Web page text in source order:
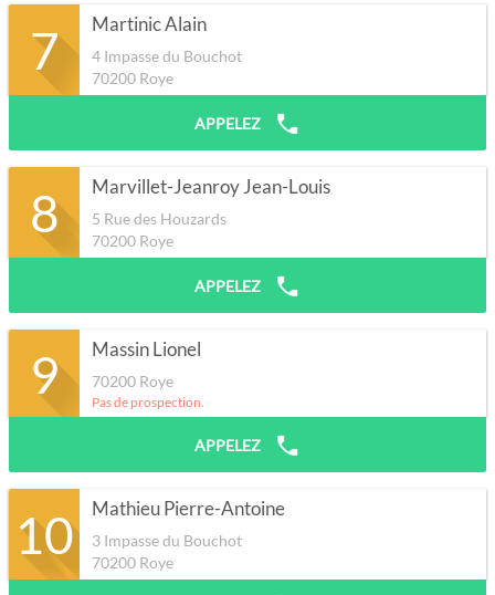
7 Martinic Alain
4 Impasse du Bouchot
70200 Roye
APPELEZ
8 Marvillet-Jeanroy Jean-Louis
5 Rue des Houzards
70200 Roye
APPELEZ
9 Massin Lionel
70200 Roye
Pas de prospection.
APPELEZ
10 Mathieu Pierre-Antoine
3 Impasse du Bouchot
70200 Roye